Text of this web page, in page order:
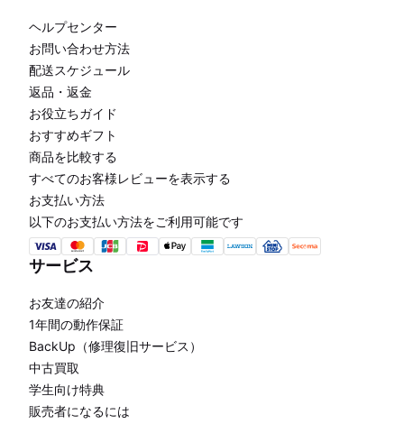
ヘルプセンター
お問い合わせ方法
配送スケジュール
返品・返金
お役立ちガイド
おすすめギフト
商品を比較する
すべてのお客様レビューを表示する
お支払い方法
以下のお支払い方法をご利用可能です
サービス
お友達の紹介
1年間の動作保証
BackUp（修理復旧サービス）
中古買取
学生向け特典
販売者になるには